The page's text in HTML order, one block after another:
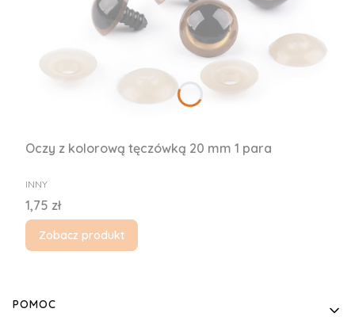
Oczy z kolorową tęczówką 20 mm 1 para
PRODUCENT
INNY
Cena
1,75 zł
Zobacz produkt
Linki w stopce
POMOC